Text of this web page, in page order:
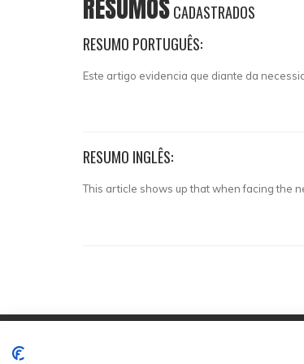
RESUMOSCADASTRADOS
RESUMO PORTUGUÊS:
Este artigo evidencia que diante da
RESUMO INGLÊS:
This article shows up that when facing the